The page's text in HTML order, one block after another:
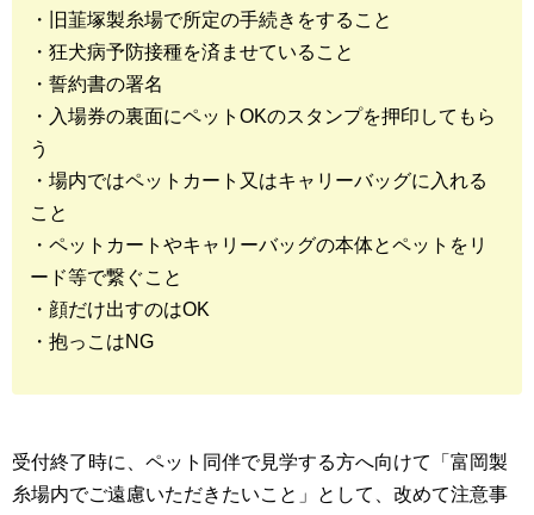
・旧韮塚製糸場で所定の手続きをすること
・狂犬病予防接種を済ませていること
・誓約書の署名
・入場券の裏面にペットOKのスタンプを押印してもら
う
・場内ではペットカート又はキャリーバッグに入れる
こと
・ペットカートやキャリーバッグの本体とペットをリ
ード等で繋ぐこと
・顔だけ出すのはOK
・抱っこはNG
受付終了時に、ペット同伴で見学する方へ向けて「富岡製
糸場内でご遠慮いただきたいこと」として、改めて注意事